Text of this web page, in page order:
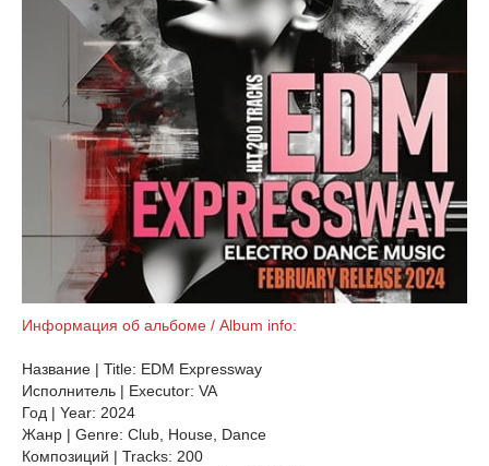
Информация об альбоме / Album info:
Название | Title: EDM Expressway
Исполнитель | Executor: VA
Год | Year: 2024
Жанр | Genre: Club, House, Dance
Композиций | Tracks: 200